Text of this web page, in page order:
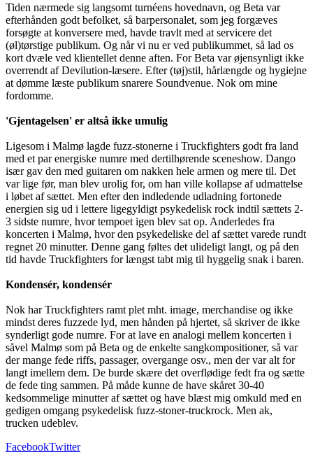
Tiden nærmede sig langsomt turnéens hovednavn, og Beta var
efterhånden godt befolket, så barpersonalet, som jeg forgæves
forsøgte at konversere med, havde travlt med at servicere det
(øl)tørstige publikum. Og når vi nu er ved publikummet, så lad os
kort dvæle ved klientellet denne aften. For Beta var øjensynligt ikke
overrendt af Devilution-læsere. Efter (tøj)stil, hårlængde og hygiejne
at dømme læste publikum snarere Soundvenue. Nok om mine
fordomme.
'Gjentagelsen' er altså ikke umulig
Ligesom i Malmø lagde fuzz-stonerne i Truckfighters godt fra land
med et par energiske numre med dertilhørende sceneshow. Dango
især gav den med guitaren om nakken hele armen og mere til. Det
var lige før, man blev urolig for, om han ville kollapse af udmattelse
i løbet af sættet. Men efter den indledende udladning fortonede
energien sig ud i lettere ligegyldigt psykedelisk rock indtil sættets 2-
3 sidste numre, hvor tempoet igen blev sat op. Anderledes fra
koncerten i Malmø, hvor den psykedeliske del af sættet varede rundt
regnet 20 minutter. Denne gang føltes det ulideligt langt, og på den
tid havde Truckfighters for længst tabt mig til hyggelig snak i baren.
Kondensér, kondensér
Nok har Truckfighters ramt plet mht. image, merchandise og ikke
mindst deres fuzzede lyd, men hånden på hjertet, så skriver de ikke
synderligt gode numre. For at lave en analogi mellem koncerten i
såvel Malmø som på Beta og de enkelte sangkompositioner, så var
der mange fede riffs, passager, overgange osv., men der var alt for
langt imellem dem. De burde skære det overflødige fedt fra og sætte
de fede ting sammen. På måde kunne de have skåret 30-40
kedsommelige minutter af sættet og have blæst mig omkuld med en
gedigen omgang psykedelisk fuzz-stoner-truckrock. Men ak,
trucken udeblev.
FacebookTwitter